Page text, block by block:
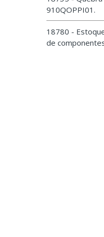
910QOPPI01.
18780 -
de